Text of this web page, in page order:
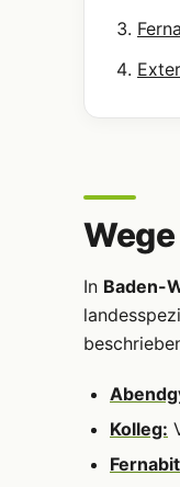
In Baden-
Kolleg: